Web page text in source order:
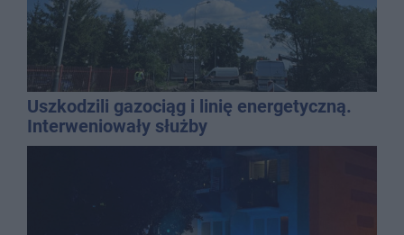
Uszkodzili gazociąg i linię energetyczną.
Interweniowały służby